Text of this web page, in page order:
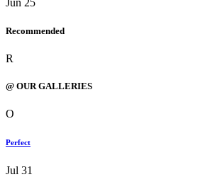
Jun 25
Recommended
R
@ OUR GALLERIES
O
Perfect
Jul 31